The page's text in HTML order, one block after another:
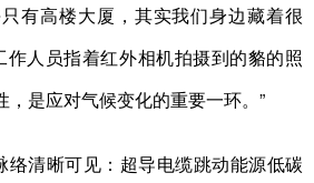
高楼大厦，其实我们身边藏着很
作人员指着红外相机拍摄到的貉的照
，是应对气候变化的重要一环。”
清晰可见：超导电缆跳动能源低碳